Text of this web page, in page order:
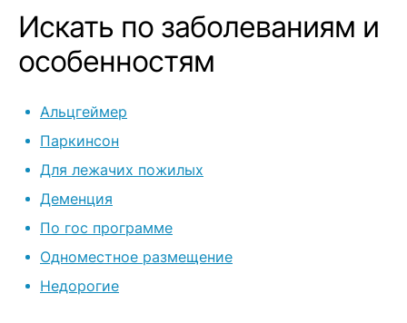
Искать по заболеваниям и
особенностям
Альцгеймер
Паркинсон
Для лежачих пожилых
Деменция
По гос программе
Одноместное размещение
Недорогие